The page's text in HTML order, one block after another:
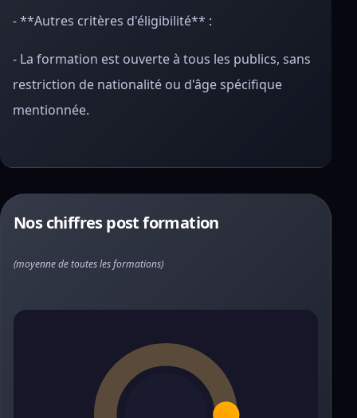
- **Autres critères d'éligibilité** :
- La formation est ouverte à tous les publics, sans
restriction de nationalité ou d'âge spécifique
mentionnée.
Nos chiffres post formation
(moyenne de toutes les formations)